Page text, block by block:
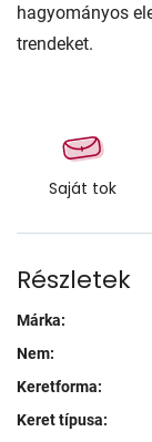
hagyományos
trendeket.
Saját tok
Részletek
Márka:
Nem:
Keretforma:
Keret típusa: